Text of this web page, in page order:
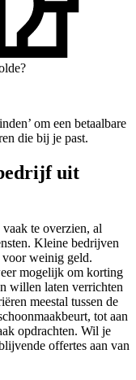
om een betaalbare
die bij je past.
uit
te overzien, al
Kleine bedrijven
voor weinig geld.
mogelijk om korting
willen laten verrichten
meestal tussen de
tot aan
opdrachten. Wil je
offertes aan van